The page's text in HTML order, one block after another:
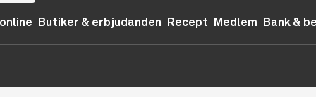
Butiker & erbjudanden Recept Medlem Bank &